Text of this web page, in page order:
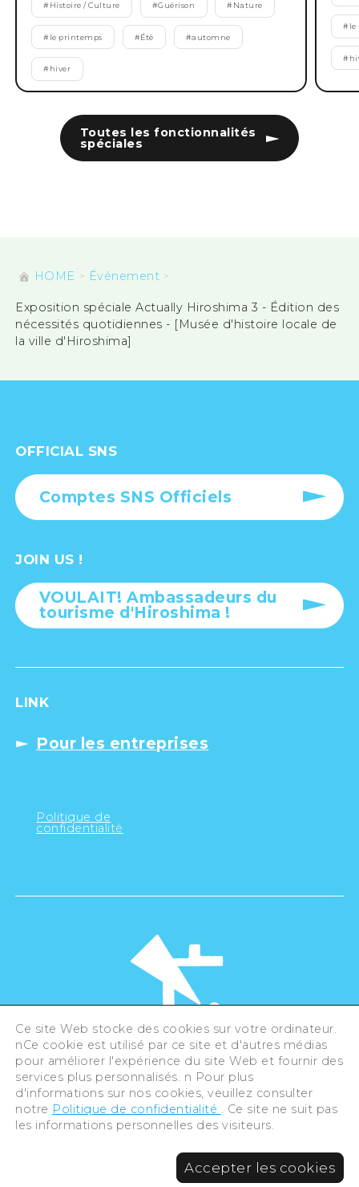
Toutes les fonctionnalités
spéciales
# Histoire / Culture #Guérison # Nature
# le printemps #Été #automne
# hiver
# le
#
HOME Événement
Exposition spéciale Actually Hiroshima 3 - Édition des
nécessités quotidiennes - [Musée d'histoire locale de
la ville d'Hiroshima]
OFFICIAL SNS
Comptes SNS Officiels
JOIN US !
VOULAIT! Ambassadeurs du
tourisme d'Hiroshima !
LINK
Pour les entreprises
Politique de
confidentialité
©Hiroshima Tourism Association /
Hiroshima Prefecture / Hiroshima City .
All rights reserved
Ce site Web stocke des cookies sur votre ordinateur.
nCe cookie est utilisé par ce site et d'autres médias
pour améliorer l'expérience du site Web et fournir des
services plus personnalisés. n Pour plus
d'informations sur nos cookies, veuillez consulter
notre Politique de confidentialité . Ce site ne suit pas
les informations personnelles des visiteurs.
Accepter les cookies